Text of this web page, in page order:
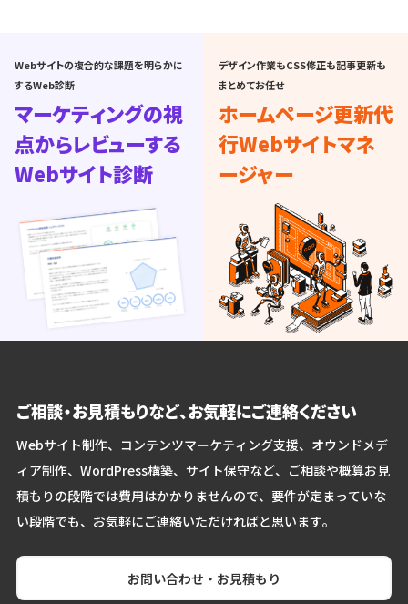
Webサイトの複合的な課題を明らかに
するWeb診断
マーケティングの視
点からレビューする
Webサイト診断
デザイン作業もCSS修正も記事更新も
まとめてお任せ
ホームページ更新代
行Webサイトマネ
ージャー
ご相談・お見積もりなど、お気軽にご連絡ください
Webサイト制作、コンテンツマーケティング支援、オウンドメデ
ィア制作、WordPress構築、サイト保守など、ご相談や概算お見
積もりの段階では費用はかかりませんので、要件が定まっていな
い段階でも、お気軽にご連絡いただければと思います。
お問い合わせ・お見積もり